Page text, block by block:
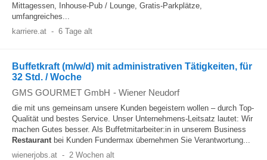
Mittagessen, Inhouse-Pub / Lounge, Gratis-Parkplätze,
umfangreiches...
karriere.at - 6 Tage alt
Buffetkraft (m/w/d) mit administrativen Tätigkeiten, für
32 Std. / Woche
GMS GOURMET GmbH - Wiener Neudorf
die mit uns gemeinsam unsere Kunden begeistern wollen – durch Top-
Qualität und bestes Service. Unser Unternehmens-Leitsatz lautet: Wir
machen Gutes besser. Als Buffetmitarbeiter:in in unserem Business
Restaurantbei Kunden Fundermax übernehmen Sie Verantwortung...
wienerjobs.at - 2 Wochen alt